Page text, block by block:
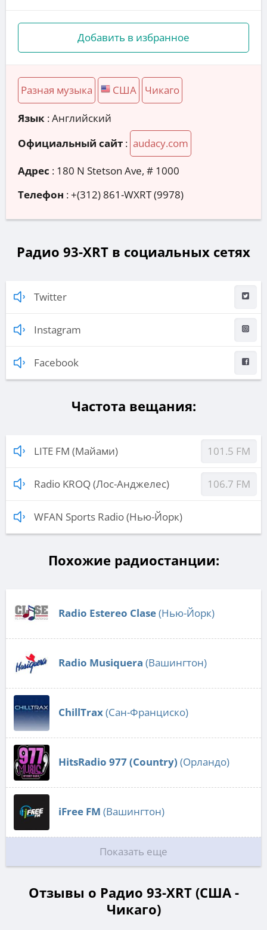
Добавить в избранное
Разная музыка США Чикаго
Язык : Английский
Официальный сайт : audacy.com
Адрес : 180 N Stetson Ave, # 1000
Телефон :+(312) 861-WXRT (9978)
Радио 93-XRT в социальных сетях
Twitter
Instagram
Facebook
Частота вещания:
LITE FM (Майами) 101.5 FM
Radio KROQ (Лос-Анджелес) 106.7 FM
WFAN Sports Radio (Нью-Йорк)
Похожие радиостанции:
Radio Estereo Clase(Нью-Йорк)
Radio Musiquera (Вашингтон)
ChillTrax(Сан-Франциско)
HitsRadio 977 (Country) (Орландо)
iFree FM (Вашингтон)
Показать еще
Отзывы о Радио 93-XRT (США -
Чикаго)